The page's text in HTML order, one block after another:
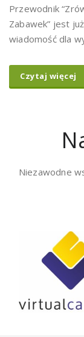
Przewodnik
Zabawek” jest
wiadomość dla
Czytaj więcej
Niezawodne